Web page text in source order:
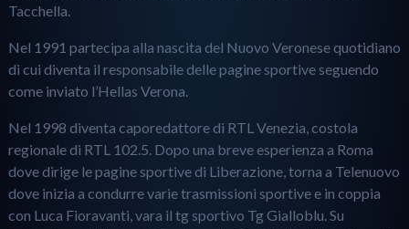
Tacchella.
Nel 1991 partecipa alla nascita del Nuovo Veronese quotidiano
di cui diventa il responsabile delle pagine sportive seguendo
come inviato l’Hellas Verona.
Nel 1998 diventa caporedattore di RTL Venezia, costola
regionale di RTL 102.5. Dopo una breve esperienza a Roma
dove dirige le pagine sportive di Liberazione, torna a Telenuovo
dove inizia a condurre varie trasmissioni sportive e in coppia
con Luca Fioravanti, vara il tg sportivo Tg Gialloblu. Su